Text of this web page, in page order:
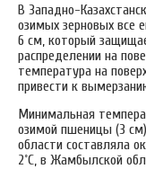
В Западно-
озимых зерновых все
6 см, который
распределении на
температура на
привести к
Минимальная
озимой пшеницы (3
области составляла
2˚С, в Жамбылской